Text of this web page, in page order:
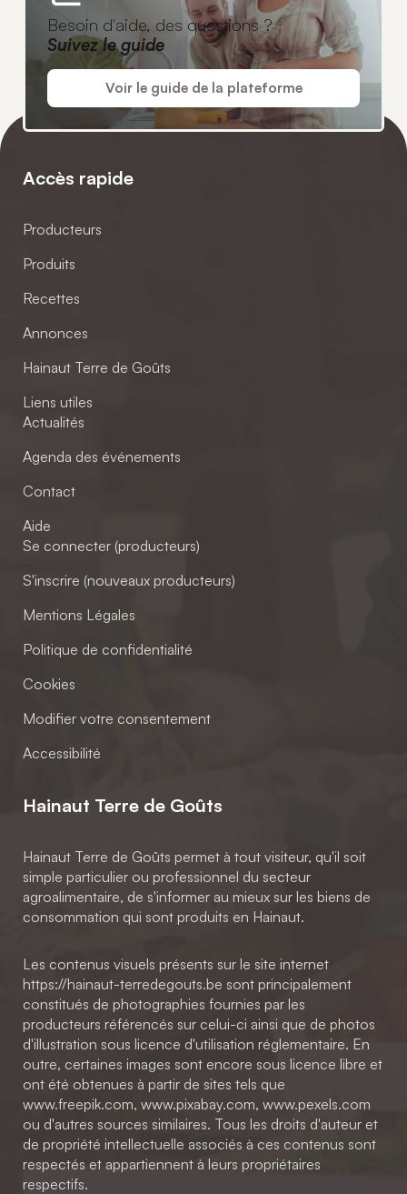
Besoin d'aide, des questions ?
Suivez le guide
Voir le guide de la plateforme
Accès rapide
Producteurs
Produits
Recettes
Annonces
Hainaut Terre de Goûts
Liens utiles
Actualités
Agenda des événements
Contact
Aide
Se connecter (producteurs)
S'inscrire (nouveaux producteurs)
Mentions Légales
Politique de confidentialité
Cookies
Modifier votre consentement
Accessibilité
Hainaut Terre de Goûts
Hainaut Terre de Goûts permet à tout visiteur, qu'il soit
simple particulier ou professionnel du secteur
agroalimentaire, de s'informer au mieux sur les biens de
consommation qui sont produits en Hainaut.
Les contenus visuels présents sur le site internet
https://hainaut-terredegouts.be sont principalement
constitués de photographies fournies par les
producteurs référencés sur celui-ci ainsi que de photos
d'illustration sous licence d'utilisation réglementaire. En
outre, certaines images sont encore sous licence libre et
ont été obtenues à partir de sites tels que
www.freepik.com, www.pixabay.com, www.pexels.com
ou d'autres sources similaires. Tous les droits d'auteur et
de propriété intellectuelle associés à ces contenus sont
respectés et appartiennent à leurs propriétaires
respectifs.